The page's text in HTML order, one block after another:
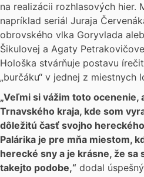
na realizácii rozhlasových hier.
napríklad seriál Juraja
obrovského vlka Goryvlada
Šikulovej a Agaty
Hološka stvárňuje postavu
„burčáku“ v jednej z miestnych
„Veľmi si vážim toto ocenenie,
Trnavského kraja, kde som
dôležitú časť svojho
Palárika je pre mňa miestom,
herecké sny a je krásne, že sa
takejto podobe,“ dodal